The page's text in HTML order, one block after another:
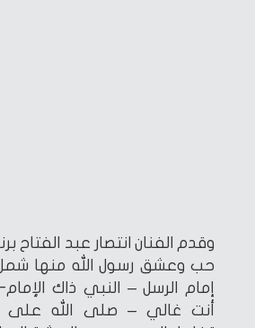
وقدم الفنان انتصار عبد الفتاح
حب وعشق رسول الله منها
إمام الرسل – النبي ذاك
أنت غالي – صلى الله على